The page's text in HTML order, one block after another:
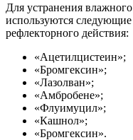
Для устранения
используются следующие
рефлекторного действия:
«Ацетилцистеин»;
«Бромгексин»;
«Лазолван»;
«Амбробене»;
«Флуимуцил»;
«Кашнол»;
«Бромгексин».